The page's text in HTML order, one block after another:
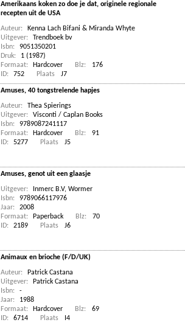
Amerikaans koken zo doe je dat, originele regionale
recepten uit de USA
Auteur:
Kenna Lach Bifani & Miranda Whyte
Uitgever:
Trendboek bv
Isbn:
9051350201
Druk:
1 (1987)
Formaat:
Hardcover Blz:
176
ID:
752 Plaats J7
Amuses, 40 tongstrelende hapjes
Auteur:
Thea Spierings
Uitgever:
Visconti / Caplan Books
Isbn:
9789087241117
Formaat:
Hardcover Blz:
91
ID:
5277 Plaats J5
Amuses, genot uit een glaasje
Uitgever:
Inmerc B.V, Wormer
Isbn:
9789066117976
Jaar:
2008
Formaat:
Paperback Blz:
70
ID:
2189 Plaats J6
Animaux en brioche (F/D/UK)
Auteur:
Patrick Castana
Uitgever:
Patrick Castana
Isbn:
-
Jaar:
1988
Formaat:
Hardcover Blz:
69
ID:
6714 Plaats I4